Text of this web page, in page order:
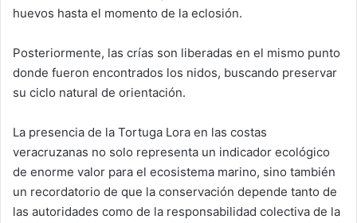
huevos hasta el momento de la eclosión.
Posteriormente, las crías son liberadas en el mismo punto
donde fueron encontrados los nidos, buscando preservar
su ciclo natural de orientación.
La presencia de la Tortuga Lora en las costas
veracruzanas no solo representa un indicador ecológico
de enorme valor para el ecosistema marino, sino también
un recordatorio de que la conservación depende tanto de
las autoridades como de la responsabilidad colectiva de la